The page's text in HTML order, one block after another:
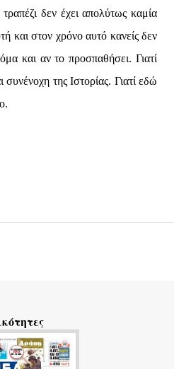
δεν έχει απολύτως καμία
και στον χρόνο αυτό κανείς δεν
και αν το προσπαθήσει. Γιατί
της Iστορίας. Γιατί εδώ